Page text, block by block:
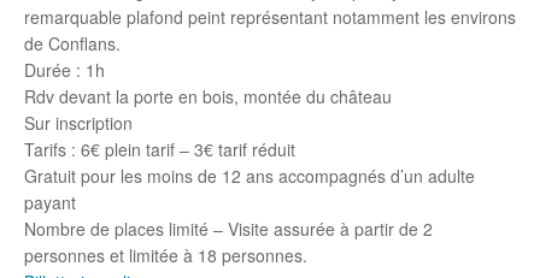
remarquable plafond peint représentant notamment les environs
de Conflans.
Durée : 1h
Rdv devant la porte en bois, montée du château
Sur inscription
Tarifs : 6€ plein tarif – 3€ tarif réduit
Gratuit pour les moins de 12 ans accompagnés d’un adulte
payant
Nombre de places limité – Visite assurée à partir de 2
personnes et limitée à 18 personnes.